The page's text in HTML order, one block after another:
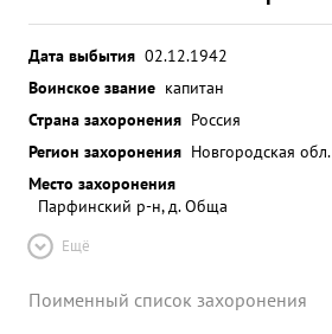
Дата выбытия 02.12.1942
Воинское звание капитан
Страна захоронения Россия
Регион захоронения Новгородская обл.
Место захоронения
Парфинский р-н, д. Обща
Ещё
Поименный список захоронения